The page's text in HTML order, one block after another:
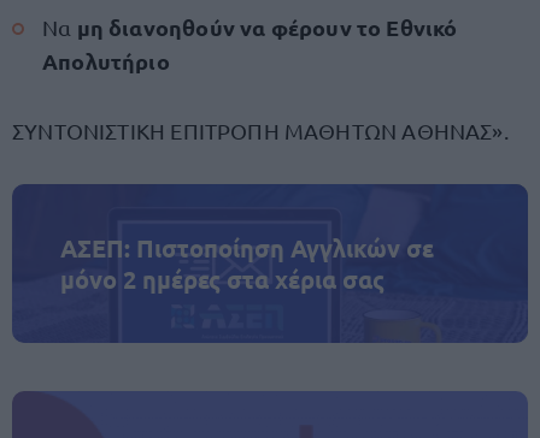
Να μη διανοηθούν να φέρουν το Εθνικό
Απολυτήριο
ΣΥΝΤΟΝΙΣΤΙΚΗ ΕΠΙΤΡΟΠΗ ΜΑΘΗΤΩΝ ΑΘΗΝΑΣ».
ΑΣΕΠ: Πιστοποίηση Αγγλικών σε
μόνο 2 ημέρες στα χέρια σας